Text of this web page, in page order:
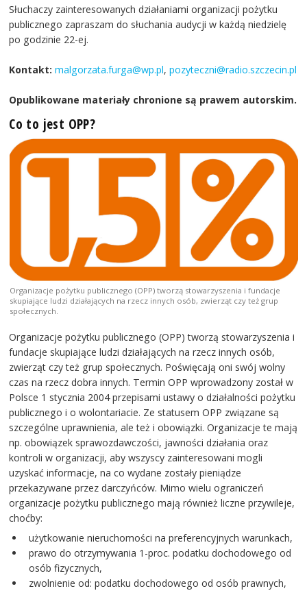
Słuchaczy zainteresowanych działaniami organizacji pożytku
publicznego zapraszam do słuchania audycji w każdą niedzielę
po godzinie 22-ej.
Kontakt: malgorzata.furga@wp.pl,pozyteczni@radio.szczecin.pl
Opublikowane materiały chronione są prawem autorskim.
Co to jest OPP?
Organizacje pożytku publicznego (OPP) tworzą stowarzyszenia i fundacje
skupiające ludzi działających na rzecz innych osób, zwierząt czy też grup
społecznych.
Organizacje pożytku publicznego (OPP) tworzą stowarzyszenia i
fundacje skupiające ludzi działających na rzecz innych osób,
zwierząt czy też grup społecznych. Poświęcają oni swój wolny
czas na rzecz dobra innych. Termin OPP wprowadzony został w
Polsce 1 stycznia 2004 przepisami ustawy o działalności pożytku
publicznego i o wolontariacie. Ze statusem OPP związane są
szczególne uprawnienia, ale też i obowiązki. Organizacje te mają
np. obowiązek sprawozdawczości, jawności działania oraz
kontroli w organizacji, aby wszyscy zainteresowani mogli
uzyskać informacje, na co wydane zostały pieniądze
przekazywane przez darczyńców. Mimo wielu ograniczeń
organizacje pożytku publicznego mają również liczne przywileje,
choćby:
użytkowanie nieruchomości na preferencyjnych warunkach,
prawo do otrzymywania 1-proc. podatku dochodowego od
osób fizycznych,
zwolnienie od: podatku dochodowego od osób prawnych,